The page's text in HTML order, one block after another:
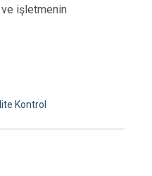
işletmenin
Kontrol